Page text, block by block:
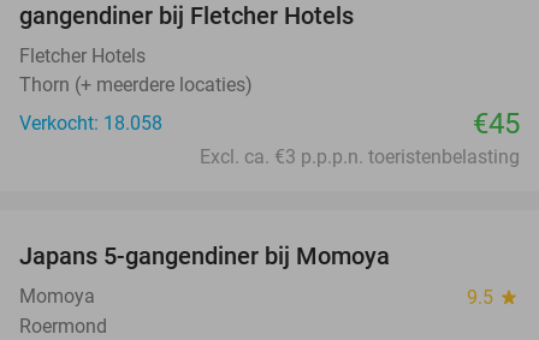
gangendiner bij Fletcher Hotels
Fletcher Hotels
Thorn (+ meerdere locaties)
Verkocht: 18.058
€45
Excl. ca. €3 p.p.p.n. toeristenbelasting
Japans 5-gangendiner bij Momoya
Momoya 9.5 star
Roermond